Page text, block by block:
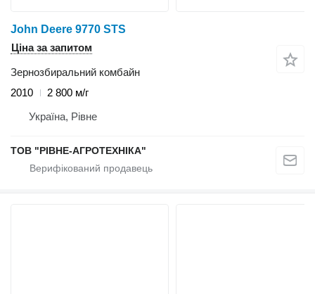
John Deere 9770 STS
Ціна за запитом
Зернозбиральний комбайн
2010
2 800 м/г
Україна, Рівне
ТОВ "РІВНЕ-АГРОТЕХНІКА"